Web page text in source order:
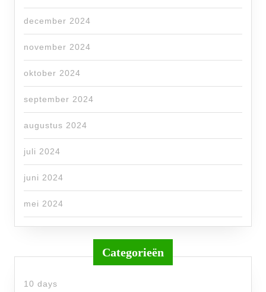
december 2024
november 2024
oktober 2024
september 2024
augustus 2024
juli 2024
juni 2024
mei 2024
Categorieën
10 days